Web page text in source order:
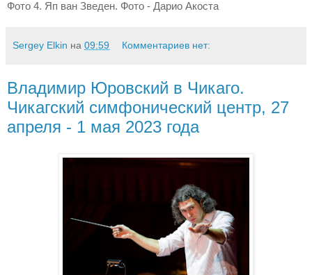
Фото 4. Яп ван Зведен. Фото - Дарио Акоста
Sergey Elkin на 09:59 Комментариев нет:
Владимир Юровский в Чикаго.
Чикагский симфонический центр, 27
апреля - 1 мая 2023 года